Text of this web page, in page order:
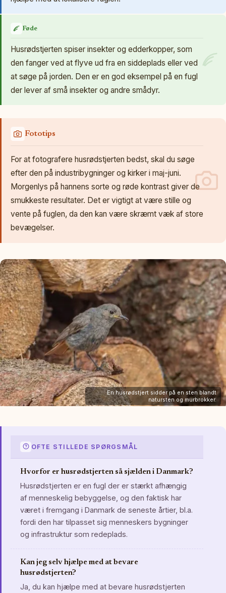
Føde
Husrødstjerten spiser insekter og edderkopper, som
den fanger ved at flyve ud fra en siddeplads eller ved
at søge på jorden. Den er en god eksempel på en fugl
der lever af små insekter og andre smådyr.
Fototips
For at fotografere husrødstjerten bedst, skal du søge
efter den på industribygninger og kirker i maj-juni.
Morgenlys på hannens sorte og røde kontrast giver de
smukkeste resultater. Det er vigtigt at være stille og
vente på fuglen, da den kan være skræmt væk af store
bevægelser.
En husrødstjert sidder på en sten blandt
natursten og murbrokker.
OFTE STILLEDE SPØRGSMÅL
Hvorfor er husrødstjerten så sjælden i Danmark?
Husrødstjerten er en fugl der er stærkt afhængig
af menneskelig bebyggelse, og den faktisk har
været i fremgang i Danmark de seneste årtier, bl.a.
fordi den har tilpasset sig menneskers bygninger
og infrastruktur som redeplads.
Kan jeg selv hjælpe med at bevare
husrødstjerten?
Ja, du kan hjælpe med at bevare husrødstjerten